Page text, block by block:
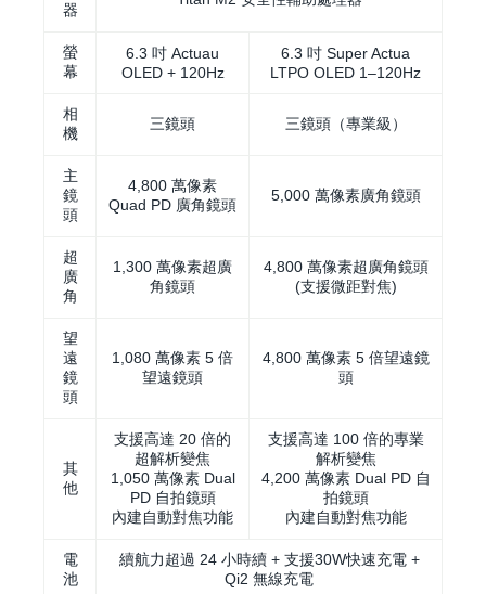
器
螢
幕
6.3 吋 Actuau
OLED + 120Hz
6.3 吋 Super Actua
LTPO OLED 1–120Hz
相
機
三鏡頭 三鏡頭（專業級）
主
鏡
頭
4,800 萬像素
Quad PD 廣角鏡頭
5,000 萬像素廣角鏡頭
超
廣
角
1,300 萬像素超廣
角鏡頭
4,800 萬像素超廣角鏡頭
(支援微距對焦)
望
遠
鏡
頭
1,080 萬像素 5 倍
望遠鏡頭
4,800 萬像素 5 倍望遠鏡
頭
其
他
支援高達 20 倍的
超解析變焦
1,050 萬像素 Dual
PD 自拍鏡頭
內建自動對焦功能
支援高達 100 倍的專業
解析變焦
4,200 萬像素 Dual PD 自
拍鏡頭
內建自動對焦功能
電
池
續航力超過 24 小時續 + 支援30W快速充電 +
Qi2 無線充電